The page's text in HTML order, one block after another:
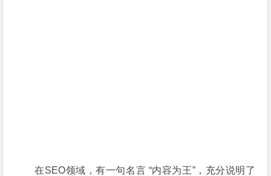
在SEO领域，有一句名言 “内容为王”，充分说明了